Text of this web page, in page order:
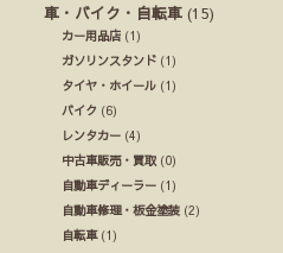
車・バイク・自転車 (15)
カー用品店 (1)
ガソリンスタンド (1)
タイヤ・ホイール (1)
バイク (6)
レンタカー (4)
中古車販売・買取 (0)
自動車ディーラー (1)
自動車修理・板金塗装 (2)
自転車(1)